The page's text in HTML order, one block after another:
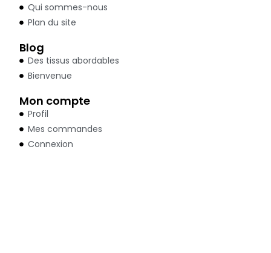
Qui sommes-nous
Plan du site
Blog
Des tissus abordables
Bienvenue
Mon compte
Profil
Mes commandes
Connexion